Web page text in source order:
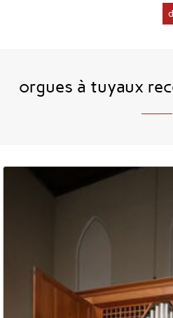
orgues à tuyaux